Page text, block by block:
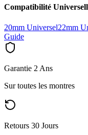
Compatibilité
20mm Universel22mm
Guide
Garantie 2 Ans
Sur toutes les montres
Retours 30 Jours